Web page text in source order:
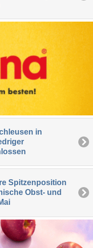
in
Spitzenposition
Obst- und